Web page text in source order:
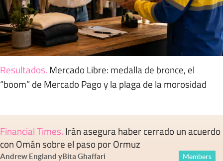
Resultados. Mercado Libre: medalla de bronce, el
“boom” de Mercado Pago y la plaga de la morosidad
Financial Times. Irán asegura haber cerrado un acuerdo
con Omán sobre el paso por Ormuz
Andrew England yBita Ghaffari Members